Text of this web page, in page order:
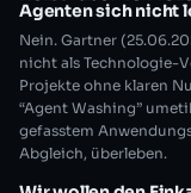
Agenten sich nicht
Nein. Gartner
nicht als Technologie-
Projekte ohne klaren
“Agent Washing”
gefasstem
Abgleich, überleben.